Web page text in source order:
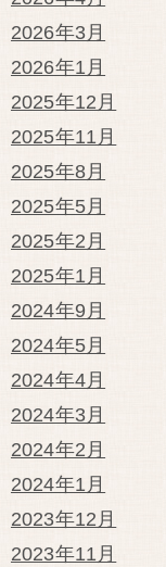
2026年3月
2026年1月
2025年12月
2025年11月
2025年8月
2025年5月
2025年2月
2025年1月
2024年9月
2024年5月
2024年4月
2024年3月
2024年2月
2024年1月
2023年12月
2023年11月